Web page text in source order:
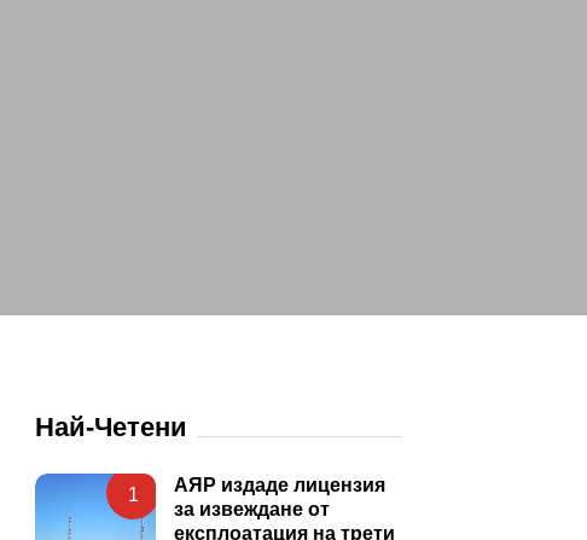
Най-Четени
1
АЯР издаде лицензия
за извеждане от
експлоатация на трети